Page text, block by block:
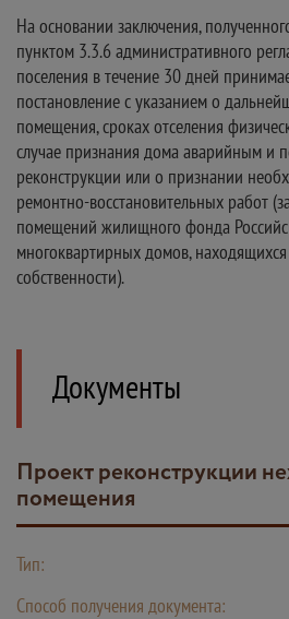
На основании заключения,
пунктом 3.3.6 административного
поселения в течение 30 дней
постановление с указанием о
помещения, сроках отселения
случае признания дома аварийным и
реконструкции или о признании
ремонтно-восстановительных работ
помещений жилищного фонда
многоквартирных домов,
собственности).
Документы
Проект реконструкции нежилого
помещения
Тип:
Способ получения документа: